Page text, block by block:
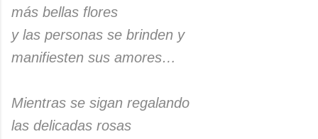
más bellas flores
y las personas se brinden y
manifiesten sus amores…
Mientras se sigan regalando
las delicadas rosas